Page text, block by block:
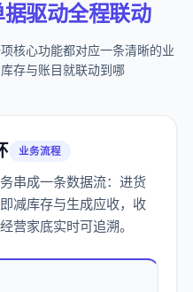
据驱动全程联动
核心功能都对应一条清晰的业
存与账目就联动到哪
业务流程
串成一条数据流：进货
减库存与生成应收，收
营家底实时可追溯。